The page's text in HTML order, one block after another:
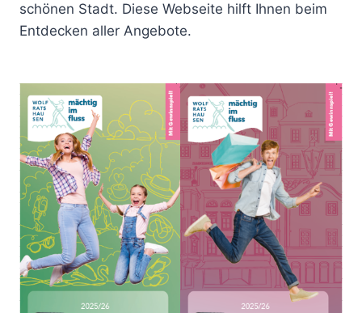
schönen Stadt. Diese Webseite hilft Ihnen beim
Entdecken aller Angebote.